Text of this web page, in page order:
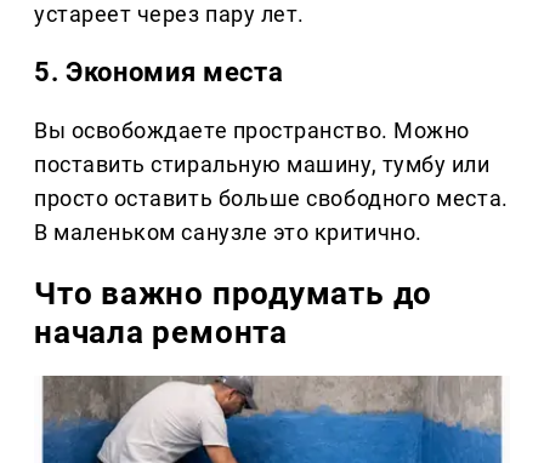
устареет через пару лет.
5. Экономия места
Вы освобождаете пространство. Можно
поставить стиральную машину, тумбу или
просто оставить больше свободного места.
В маленьком санузле это критично.
Что важно продумать до
начала ремонта